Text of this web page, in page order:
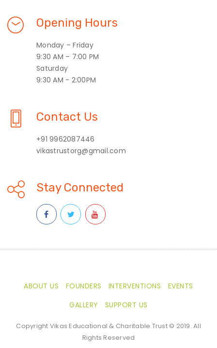
Opening Hours
Monday – Friday
9:30 AM – 7:00 PM
Saturday
9:30 AM - 2:00PM
Contact Us
+91 9962087446
vikastrustorg@gmail.com
Stay Connected
ABOUT US FOUNDERS INTERVENTIONS
EVENTS
GALLERY
SUPPORT US
Copyright Vikas Educational & Charitable Trust © 2019. All
Rights Reserved